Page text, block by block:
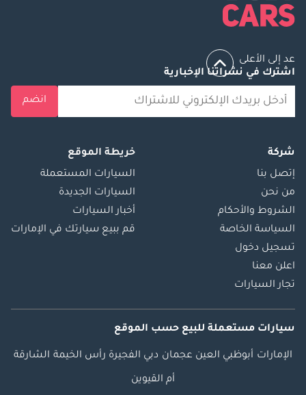
عد إلى الأعلى
اشترك في نشراتنا الإخبارية
انضم
شركة
إتصل بنا
من نحن
الشروط والأحكام
السياسة الخاصة
تسجيل دخول
اعلن معنا
تجار السيارات
خريطة الموقع
السيارات المستعملة
السيارات الجديدة
أخبار السيارات
قم ببيع سيارتك في الإمارات
سيارات مستعملة للبيع حسب الموقع
الإمارات أبوظبي العين عجمان دبي الفجيرة رأس الخيمة الشارقة
أم القيوين